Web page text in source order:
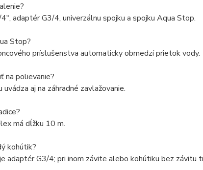
adaptér G3/4, univerzálnu spojku a spojku Aqua Stop.
Stop?
príslušenstva automaticky obmedzí prietok vody.
na polievanie?
uvádza aj na záhradné zavlažovanie.
má dĺžku 10 m.
kohútik?
adaptér G3/4; pri inom závite alebo kohútiku bez závitu